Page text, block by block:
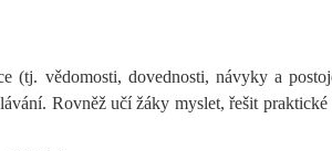
vědomosti, dovednosti, návyky a
Rovněž učí žáky myslet, řešit